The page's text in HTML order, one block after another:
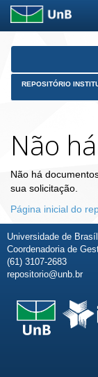
Skip
REPOSITÓRIO
Não
Não há
sua solicitação.
Página inicial do
Universidade de
Coordenadoria de
(61) 3107-2683
repositorio@unb.br